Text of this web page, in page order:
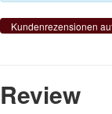
Kundenrezensionen
Review